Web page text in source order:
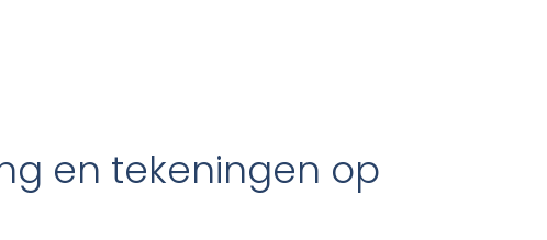
en tekeningen op